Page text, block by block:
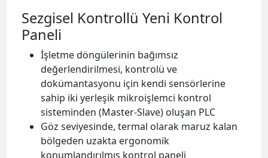
Sezgisel Kontrollü Yeni Kontrol
Paneli
İşletme döngülerinin bağımsız
değerlendirilmesi, kontrolü ve
dokümantasyonu için kendi sensörlerine
sahip iki yerleşik mikroişlemci kontrol
sisteminden (Master-Slave) oluşan PLC
Göz seviyesinde, termal olarak maruz kalan
bölgeden uzakta ergonomik
konumlandırılmış kontrol paneli